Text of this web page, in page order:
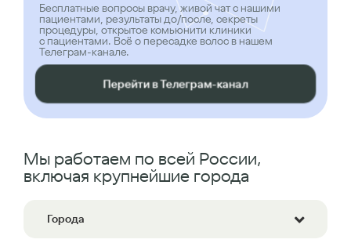
Бесплатные вопросы врачу, живой чат с нашими
пациентами, результаты до/после, секреты
процедуры, открытое комьюнити клиники
с пациентами. Всё о пересадке волос в нашем
Телеграм-канале.
Перейти в Телеграм-канал
Мы работаем по всей России,
включая крупнейшие города
Города